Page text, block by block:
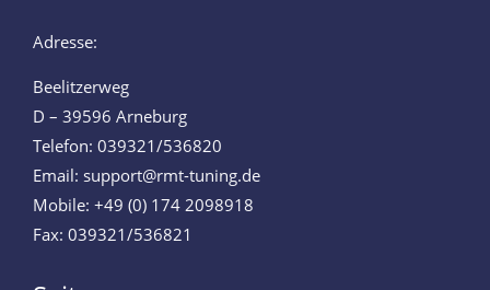
Adresse:
Beelitzerweg
D – 39596 Arneburg
Telefon: 039321/536820
Email: support@rmt-tuning.de
Mobile: +49 (0) 174 2098918
Fax: 039321/536821